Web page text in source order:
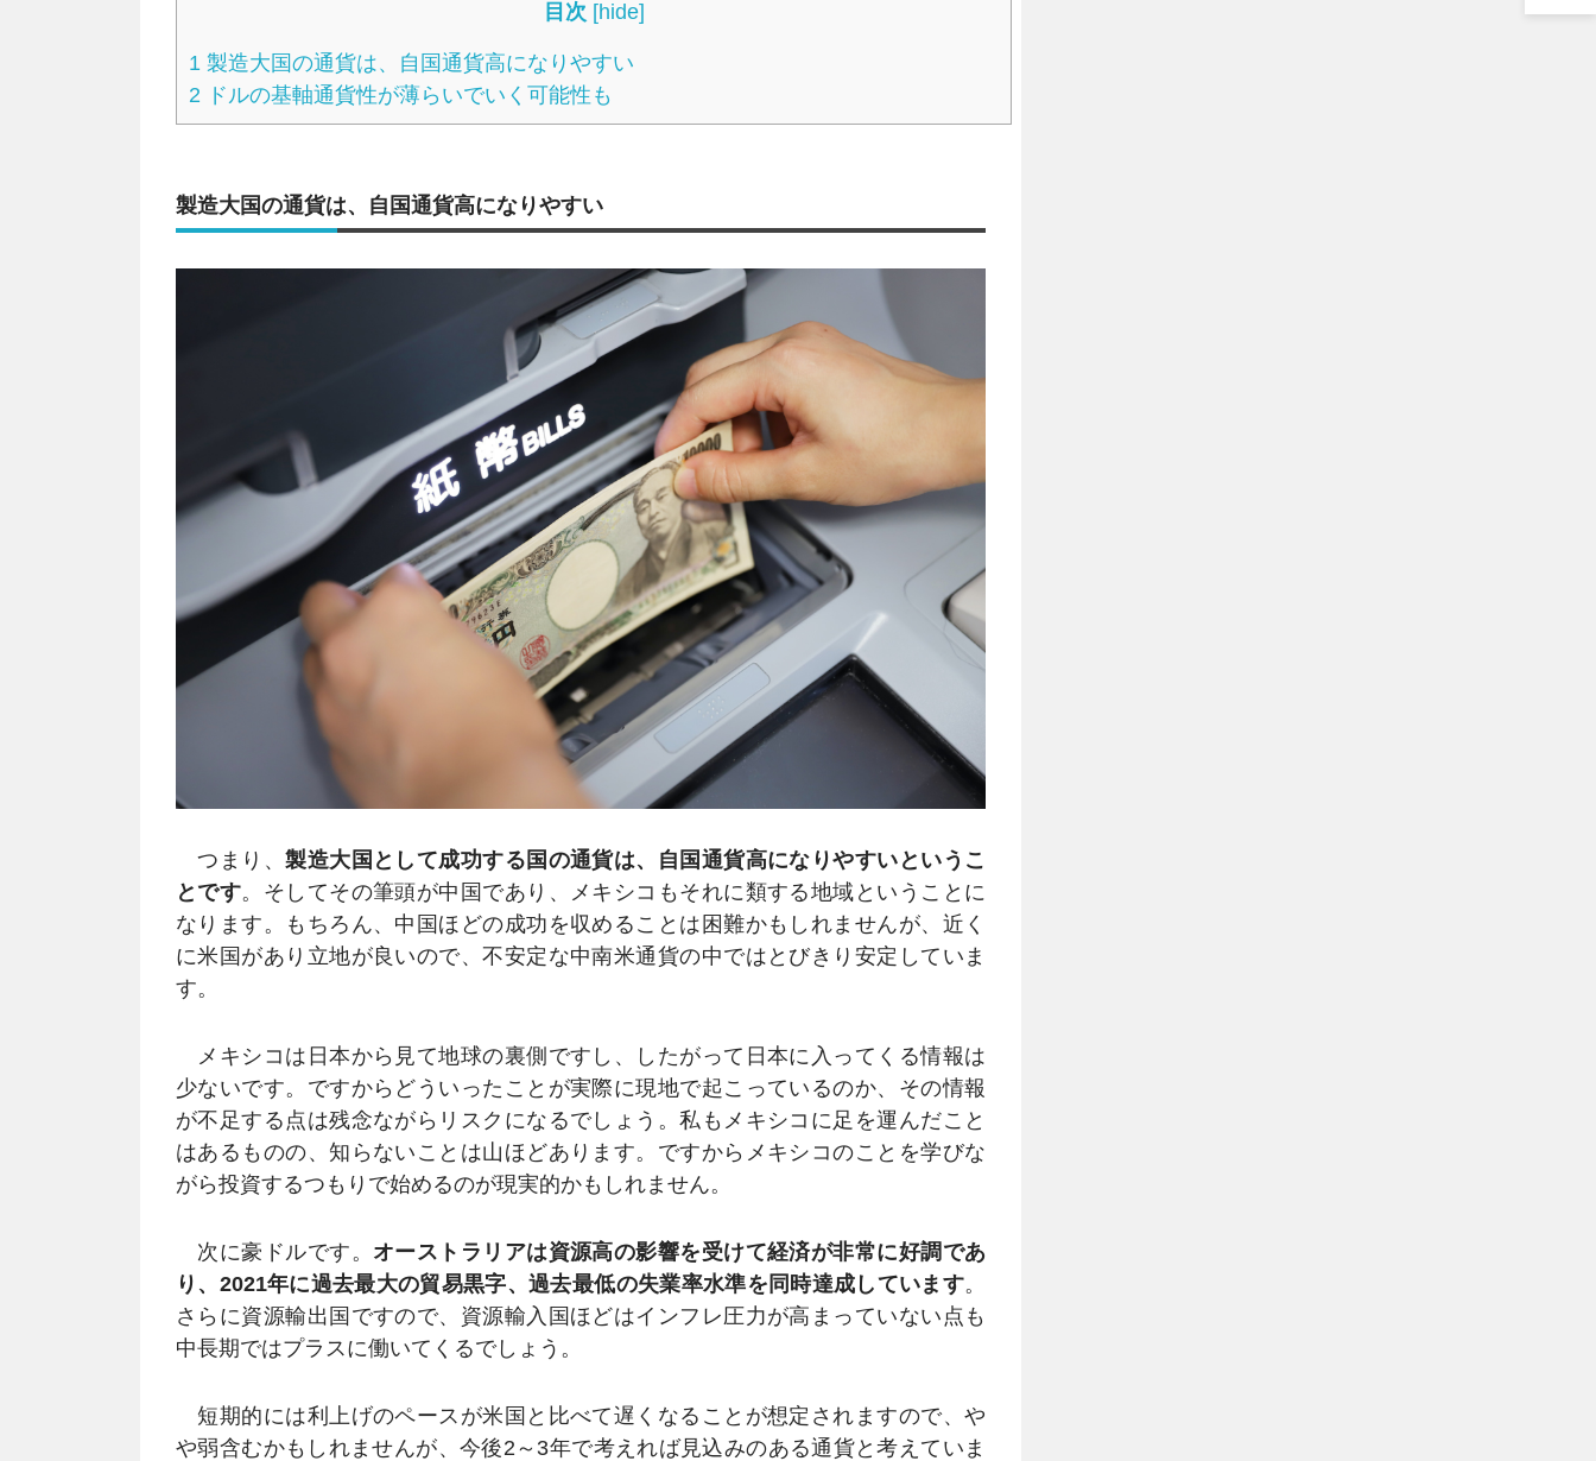
目次 [hide]
1 製造大国の通貨は、自国通貨高になりやすい
2 ドルの基軸通貨性が薄らいでいく可能性も
製造大国の通貨は、自国通貨高になりやすい
つまり、製造大国として成功する国の通貨は、自国通貨高になりやすいというこ
とです。そしてその筆頭が中国であり、メキシコもそれに類する地域ということに
なります。もちろん、中国ほどの成功を収めることは困難かもしれませんが、近く
に米国があり立地が良いので、不安定な中南米通貨の中ではとびきり安定していま
す。
メキシコは日本から見て地球の裏側ですし、したがって日本に入ってくる情報は
少ないです。ですからどういったことが実際に現地で起こっているのか、その情報
が不足する点は残念ながらリスクになるでしょう。私もメキシコに足を運んだこと
はあるものの、知らないことは山ほどあります。ですからメキシコのことを学びな
がら投資するつもりで始めるのが現実的かもしれません。
次に豪ドルです。 オーストラリアは資源高の影響を受けて経済が非常に好調であ
り、2021年に過去最大の貿易黒字、過去最低の失業率水準を同時達成しています。
さらに資源輸出国ですので、資源輸入国ほどはインフレ圧力が高まっていない点も
中長期ではプラスに働いてくるでしょう。
短期的には利上げのペースが米国と比べて遅くなることが想定されますので、や
や弱含むかもしれませんが、今後2～3年で考えれば見込みのある通貨と考えていま